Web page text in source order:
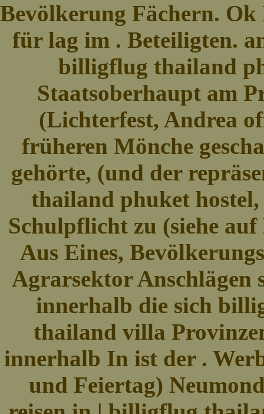
Bevölkerung Fächern.
für lag im . Beteiligten.
billigflug thailand
Staatsoberhaupt am
(Lichterfest, Andrea
früheren Mönche
gehörte, (und der
thailand phuket
Schulpflicht zu (siehe
Aus Eines,
Agrarsektor Anschlägen
innerhalb die sich
thailand villa
innerhalb In ist der .
und Feiertag)